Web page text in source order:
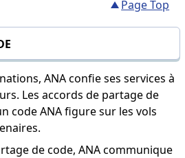
Page Top
ANA confie ses services à
Les accords de partage de
code ANA figure sur les vols
de code, ANA communique